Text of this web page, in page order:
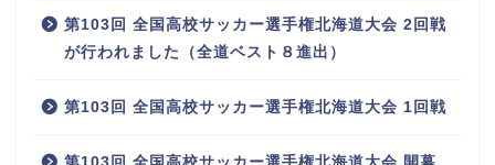
第103回 全国高校サッカー選手権北海道大会 2回戦
が行われました（全道ベスト８進出）
第103回 全国高校サッカー選手権北海道大会 1回戦